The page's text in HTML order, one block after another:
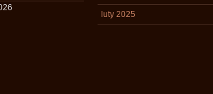
luty 2025